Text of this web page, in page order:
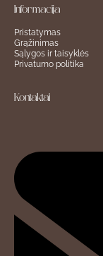
Informacija
Pristatymas
Grąžinimas
Sąlygos ir taisyklės
Privatumo politika
Kontaktai